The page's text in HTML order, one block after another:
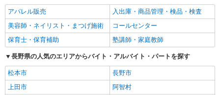
アパレル販売
入出庫・商品管理・検品・検査
美容師・ネイリスト・まつげ施術
コールセンター
保育士・保育補助
塾講師・家庭教師
長野県の人気のエリアからバイト・アルバイト・パートを探す
松本市
長野市
上田市
阿智村